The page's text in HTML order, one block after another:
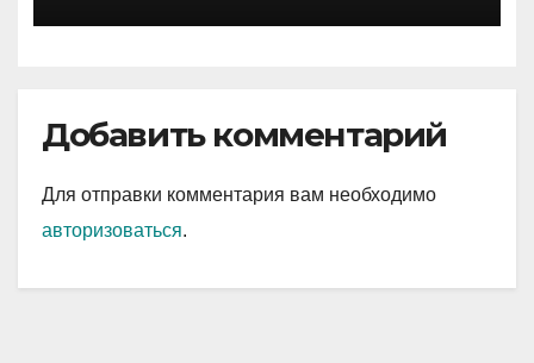
Добавить комментарий
Для отправки комментария вам необходимо
авторизоваться.